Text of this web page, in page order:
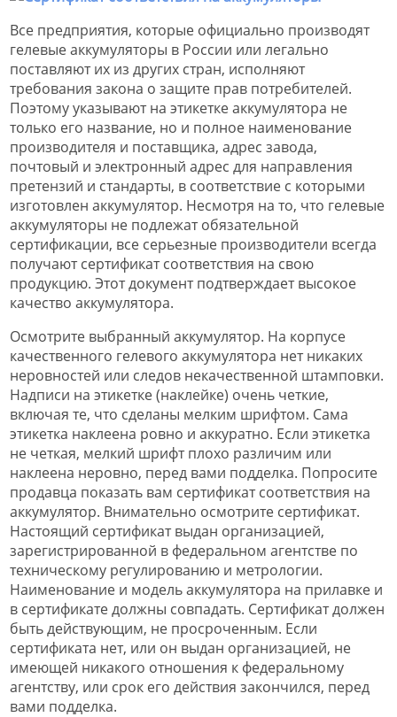
Все предприятия, которые официально производят
гелевые аккумуляторы в России или легально
поставляют их из других стран, исполняют
требования закона о защите прав потребителей.
Поэтому указывают на этикетке аккумулятора не
только его название, но и полное наименование
производителя и поставщика, адрес завода,
почтовый и электронный адрес для направления
претензий и стандарты, в соответствие с которыми
изготовлен аккумулятор. Несмотря на то, что гелевые
аккумуляторы не подлежат обязательной
сертификации, все серьезные производители всегда
получают сертификат соответствия на свою
продукцию. Этот документ подтверждает высокое
качество аккумулятора.
Осмотрите выбранный аккумулятор. На корпусе
качественного гелевого аккумулятора нет никаких
неровностей или следов некачественной штамповки.
Надписи на этикетке (наклейке) очень четкие,
включая те, что сделаны мелким шрифтом. Сама
этикетка наклеена ровно и аккуратно. Если этикетка
не четкая, мелкий шрифт плохо различим или
наклеена неровно, перед вами подделка. Попросите
продавца показать вам сертификат соответствия на
аккумулятор. Внимательно осмотрите сертификат.
Настоящий сертификат выдан организацией,
зарегистрированной в федеральном агентстве по
техническому регулированию и метрологии.
Наименование и модель аккумулятора на прилавке и
в сертификате должны совпадать. Сертификат должен
быть действующим, не просроченным. Если
сертификата нет, или он выдан организацией, не
имеющей никакого отношения к федеральному
агентству, или срок его действия закончился, перед
вами подделка.